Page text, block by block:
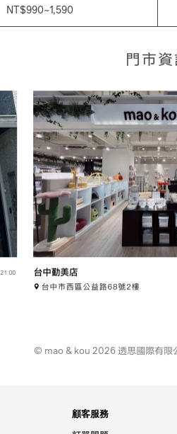
NT$990~1,590
門市
© mao & kou 2026 透思國際有限
顧客服務